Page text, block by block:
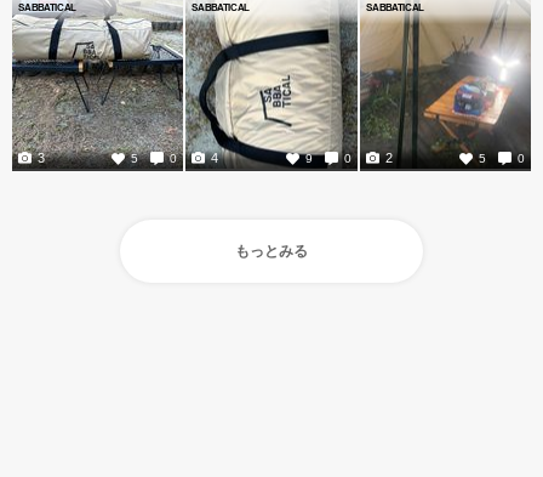
SABBATICAL
5 0
3
SABBATICAL
9 0
4
SABBATICAL
5 0
2
もっとみる